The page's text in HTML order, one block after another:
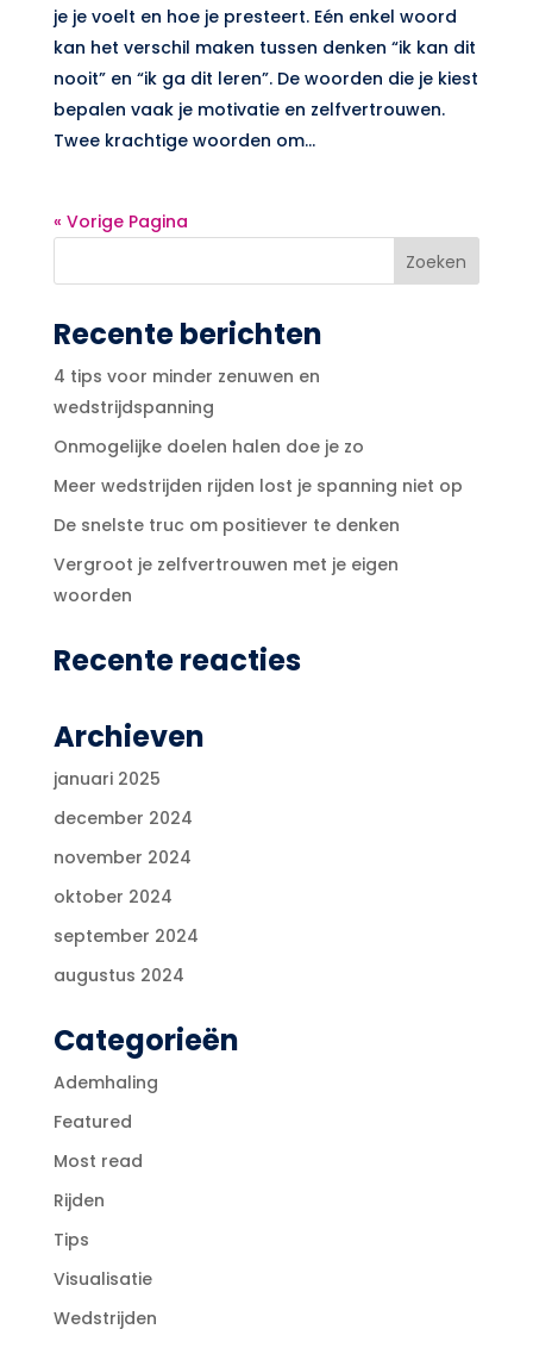
je je voelt en hoe je presteert. Eén enkel woord
kan het verschil maken tussen denken “ik kan dit
nooit” en “ik ga dit leren”. De woorden die je kiest
bepalen vaak je motivatie en zelfvertrouwen.
Twee krachtige woorden om...
« Vorige Pagina
Recente berichten
4 tips voor minder zenuwen en
wedstrijdspanning
Onmogelijke doelen halen doe je zo
Meer wedstrijden rijden lost je spanning niet op
De snelste truc om positiever te denken
Vergroot je zelfvertrouwen met je eigen
woorden
Recente reacties
Archieven
januari 2025
december 2024
november 2024
oktober 2024
september 2024
augustus 2024
Categorieën
Ademhaling
Featured
Most read
Rijden
Tips
Visualisatie
Wedstrijden